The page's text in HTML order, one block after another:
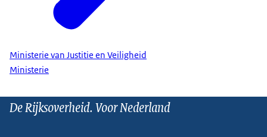
Ministerie van Justitie en Veiligheid
Ministerie
De Rijksoverheid. Voor Nederland